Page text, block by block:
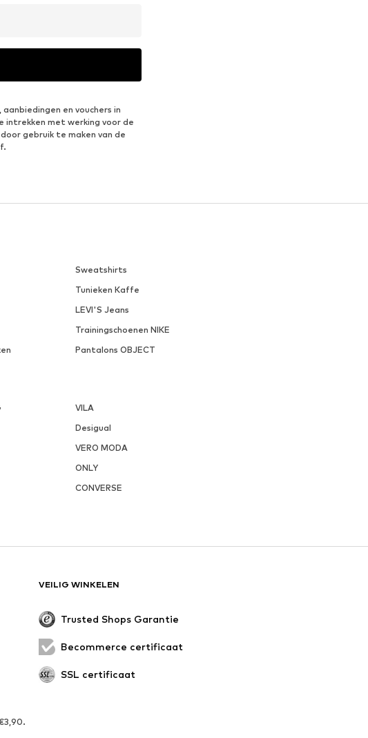
en vouchers in
met werking voor de
gebruik te maken van de
Sweatshirts
Tunieken Kaffe
LEVI'S Jeans
Trainingschoenen NIKE
Pantalons OBJECT
VILA
Desigual
VERO MODA
ONLY
CONVERSE
VEILIG WINKELEN
Trusted Shops Garantie
Becommerce certificaat
SSL certificaat